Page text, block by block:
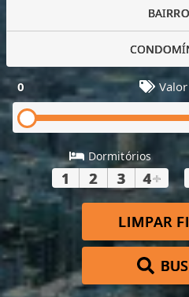
0
Dormitórios
1 2 3 4+
LIMPAR